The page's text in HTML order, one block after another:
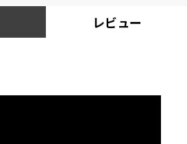
レビュー